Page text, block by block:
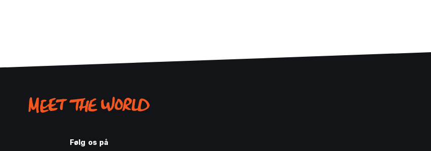
Følg os på